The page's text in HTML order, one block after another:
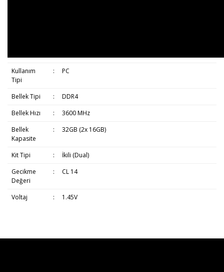
Kullanım
Tipi
: PC
Bellek Tipi :
DDR4
Bellek Hızı
:
3600 MHz
Bellek
Kapasite
: 32GB (2x 16GB)
Kit Tipi :
İkili (Dual)
Gecikme
Değeri
: CL 14
Voltaj : 1.45V